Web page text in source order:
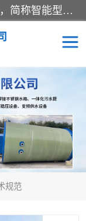
抗浮式地埋箱泵一体化增压给水设备，简称智能型泵站。它由由水泵机组、消防水箱、泵房三大部分组成，其抗浮效果好，因为设计时通过将底板与箱体联在一起，箱体重量抵消了地下水浮力。系统维护好，内部拉筋、泵站、管道，喷淋等各部运行正堂，无一损坏；结构更牢固。
规范
一体化